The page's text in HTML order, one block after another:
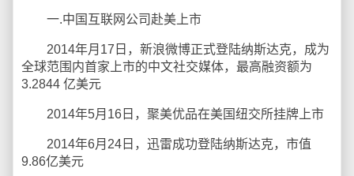
一.中国互联网公司赴美上市
2014年月17日，新浪微博正式登陆纳斯达克，成为
全球范围内首家上市的中文社交媒体，最高融资额为
3.2844 亿美元
2014年5月16日，聚美优品在美国纽交所挂牌上市
2014年6月24日，迅雷成功登陆纳斯达克，市值
9.86亿美元